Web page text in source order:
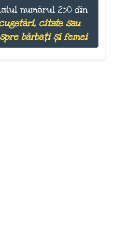
numărul 250 din
citate sau
bărbați și femei